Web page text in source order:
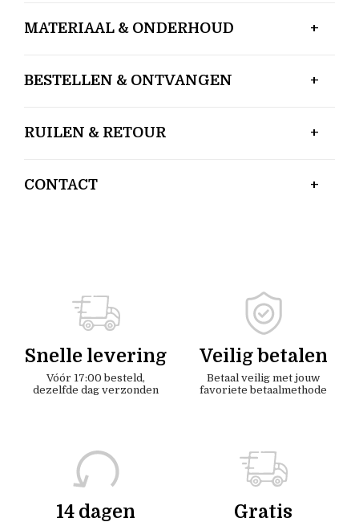
MATERIAAL & ONDERHOUD
BESTELLEN & ONTVANGEN
RUILEN & RETOUR
CONTACT
Snelle levering
Vóór 17:00 besteld,
dezelfde dag verzonden
Veilig betalen
Betaal veilig met jouw
favoriete betaalmethode
14 dagen Gratis